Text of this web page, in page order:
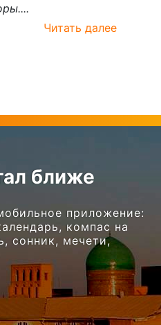
Читать далее
ближе
приложение:
компас на
сонник, мечети,